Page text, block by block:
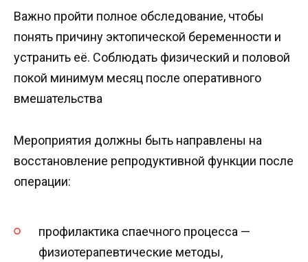
Важно пройти полное обследование, чтобы
понять причину эктопической беременности и
устранить её. Соблюдать физический и половой
покой минимум месяц после оперативного
вмешательства
Мероприятия должны быть направлены на
восстановление репродуктивной функции после
операции:
профилактика спаечного процесса —
физиотерапевтические методы,